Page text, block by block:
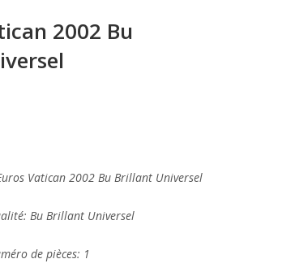
2002 Bu2 Euros Vatican 2003
2 Euros Vatican 2005
Vatican 2002 Bu Brillant Universel
Bu Brillant Universel
de pièces: 1